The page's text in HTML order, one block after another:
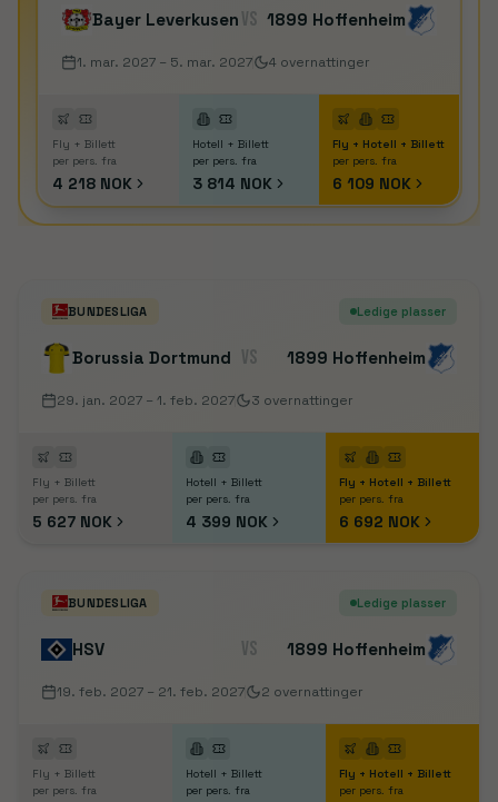
Bayer Leverkusen VS 1899 Hoffenheim
1. mar. 2027 – 5. mar. 2027 4 overnattinger
Fly + Billett
per pers. fra
4 218 NOK
Hotell + Billett
per pers. fra
3 814 NOK
Fly + Hotell + Billett
per pers. fra
6 109 NOK
BUNDESLIGA Ledige plasser
Borussia Dortmund VS 1899 Hoffenheim
29. jan. 2027 – 1. feb. 2027 3 overnattinger
Fly + Billett
per pers. fra
5 627 NOK
Hotell + Billett
per pers. fra
4 399 NOK
Fly + Hotell + Billett
per pers. fra
6 692 NOK
BUNDESLIGA Ledige plasser
HSV VS 1899 Hoffenheim
19. feb. 2027 – 21. feb. 2027 2 overnattinger
Fly + Billett
per pers. fra
Hotell + Billett
per pers. fra
Fly + Hotell + Billett
per pers. fra